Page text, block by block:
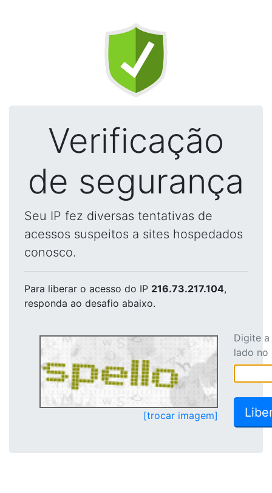
Verificação
de segurança
Seu IP fez diversas tentativas de
acessos suspeitos a sites hospedados
conosco.
Para liberar o acesso do IP 216.73.217.104,
responda ao desafio abaixo.
[trocar imagem]
Digite
lado no